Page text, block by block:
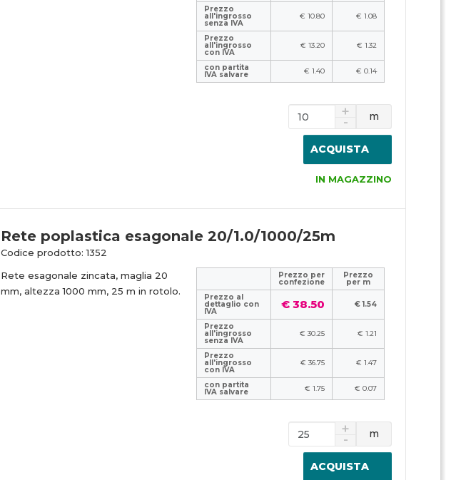
Prezzo
all'ingrosso
senza IVA
€ 10.80 € 1.08
Prezzo
all'ingrosso
con IVA
€ 13.20 € 1.32
con partita
IVA salvare € 1.40 € 0.14
m
ACQUISTA
IN MAGAZZINO
Rete poplastica esagonale 20/1.0/1000/25m
Codice prodotto: 1352
Rete esagonale zincata, maglia 20
mm, altezza 1000 mm, 25 m in rotolo.
Prezzo per
confezione
Prezzo
per m
Prezzo al
dettaglio con
IVA
€ 38.50 € 1.54
Prezzo
all'ingrosso
senza IVA
€ 30.25 € 1.21
Prezzo
all'ingrosso
con IVA
€ 36.75 € 1.47
con partita
IVA salvare € 1.75 € 0.07
m
ACQUISTA